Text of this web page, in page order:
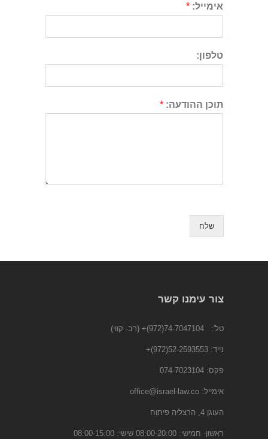
אימייל: *
טלפון:
תוכן ההודעה: *
שלח
צור עימנו קשר
טל': 74-7047104(972)+ (רב- קווי)
נייד: 52-2593553(972)
+
פקס: 074-7023104
אימייל: office@israel-law.co
העוגן 4, הרצליה פיתוח
ראשון- חמישי: 08:00-20:00 שישי: 08:00-15:00